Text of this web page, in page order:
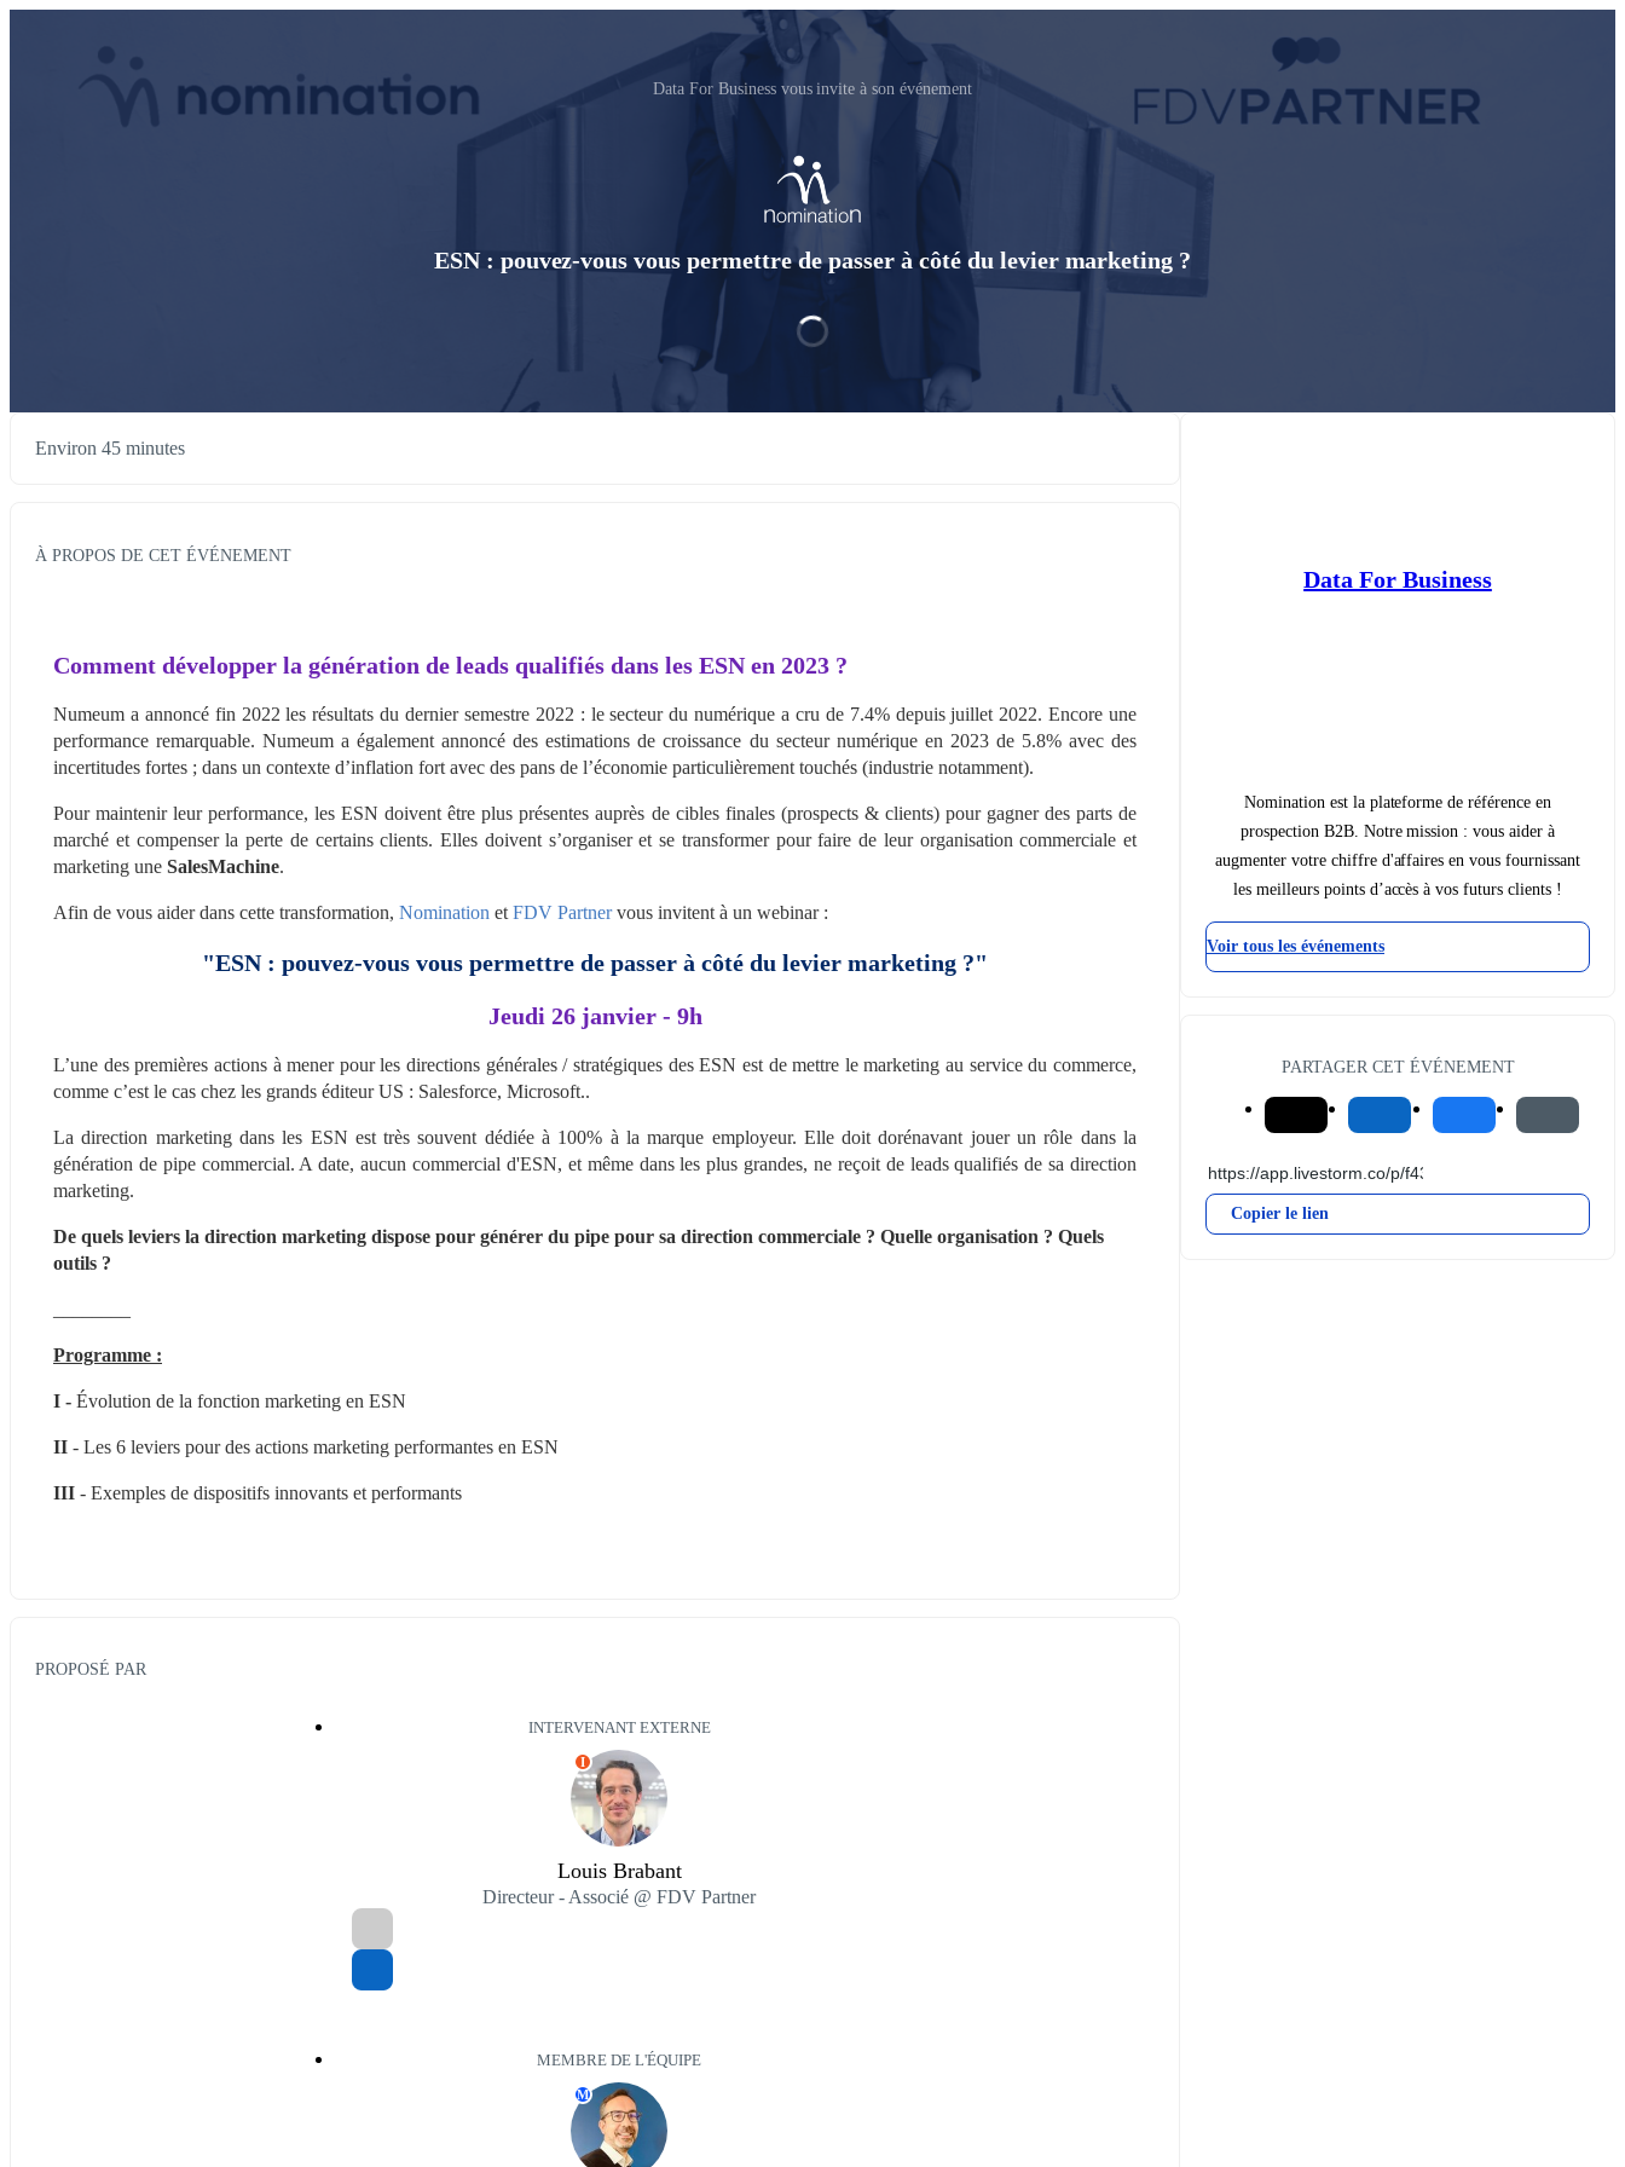
Data For Business vous invite à son événement
ESN : pouvez-vous vous permettre de passer à côté du levier marketing ?
Environ 45 minutes
À PROPOS DE CET ÉVÉNEMENT
Comment développer la génération de leads qualifiés dans les ESN en 2023 ?
Numeum a annoncé fin 2022 les résultats du dernier semestre 2022 : le secteur du numérique a cru de 7.4% depuis juillet 2022. Encore une
performance remarquable. Numeum a également annoncé des estimations de croissance du secteur numérique en 2023 de 5.8% avec des
incertitudes fortes ; dans un contexte d’inflation fort avec des pans de l’économie particulièrement touchés (industrie notamment).
Pour maintenir leur performance, les ESN doivent être plus présentes auprès de cibles finales (prospects & clients) pour gagner des parts de
marché et compenser la perte de certains clients. Elles doivent s’organiser et se transformer pour faire de leur organisation commerciale et
marketing une SalesMachine.
Afin de vous aider dans cette transformation, Nomination et FDV Partner vous invitent à un webinar :
"ESN : pouvez-vous vous permettre de passer à côté du levier marketing ?"
Jeudi 26 janvier - 9h
L’une des premières actions à mener pour les directions générales / stratégiques des ESN est de mettre le marketing au service du commerce,
comme c’est le cas chez les grands éditeur US : Salesforce, Microsoft..
La direction marketing dans les ESN est très souvent dédiée à 100% à la marque employeur. Elle doit dorénavant jouer un rôle dans la
génération de pipe commercial. A date, aucun commercial d'ESN, et même dans les plus grandes, ne reçoit de leads qualifiés de sa direction
marketing.
De quels leviers la direction marketing dispose pour générer du pipe pour sa direction commerciale ? Quelle organisation ? Quels
outils ?
Programme :
I - Évolution de la fonction marketing en ESN
II - Les 6 leviers pour des actions marketing performantes en ESN
III - Exemples de dispositifs innovants et performants
PROPOSÉ PAR
INTERVENANT EXTERNE
I
Louis Brabant
Directeur - Associé @ FDV Partner
MEMBRE DE L'ÉQUIPE
M
Data For Business
Nomination est la plateforme de référence en
prospection B2B. Notre mission : vous aider à
augmenter votre chiffre d'affaires en vous fournissant
les meilleurs points d’accès à vos futurs clients !
Voir tous les événements
PARTAGER CET ÉVÉNEMENT
Copier le lien